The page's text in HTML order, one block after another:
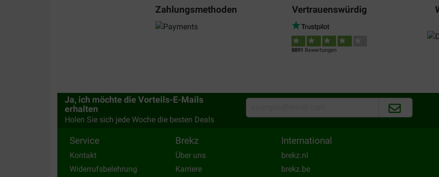
Zahlungsmethoden Vertrauenswürdig
8891 Bewertungen
Ja, ich möchte die Vorteils-E-Mails
erhalten
Holen Sie sich jede Woche die besten Deals
Service
Kontakt
Widerrufsbelehrung
Brekz
Über uns
Karriere
International
brekz.nl
brekz.be